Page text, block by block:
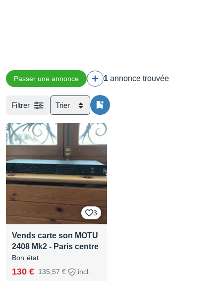
Passer une annonce 1 annonce trouvée
Filtrer Trier
3
Vends carte son MOTU
2408 Mk2 - Paris centre
Bon état
130 € 135,57 €
incl.